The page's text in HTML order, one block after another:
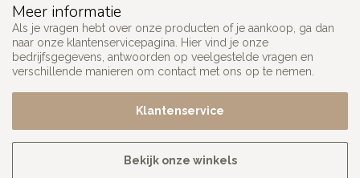
Meer informatie
Als je vragen hebt over onze producten of je aankoop, ga dan
naar onze klantenservicepagina. Hier vind je onze
bedrijfsgegevens, antwoorden op veelgestelde vragen en
verschillende manieren om contact met ons op te nemen.
Klantenservice
Bekijk onze winkels